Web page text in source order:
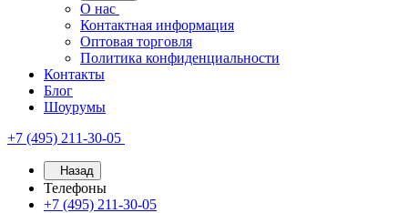
О нас
Контактная информация
Оптовая торговля
Политика конфиденциальности
Контакты
Блог
Шоурумы
+7 (495) 211-30-05
Назад
Телефоны
+7 (495) 211-30-05